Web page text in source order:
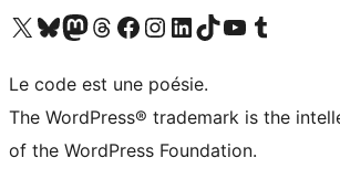
Visitez notre compte X (précédemment Twitter)
Visiter notre compte Bluesky
Visiter notre compte Mastodon
Visiter notre compte Threads
Consulter notre compte Facebook
Consulter notre compte Instagram
Consulter notre compte LinkedIn
Visiter notre compte TokTok
Visiter notre chaîne YouTube
Visiter notre compte Tumblr
Le code est une poésie.
The WordPress® trademark is the
of the WordPress Foundation.